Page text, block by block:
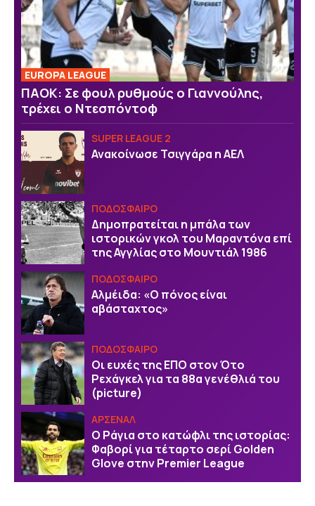
EUROPA LEAGUE
ΠΑΟΚ: Σε φουλ ρυθμούς ο Γιαννούλης,
τρέχει ο Ντεσπόντοφ
SUPER LEAGUE 2
Ανακοίνωσε Τσιγγάρα η ΑΕΛ
ΠΟΔΟΣΦΑΙΡΟ
Δημοπρατείται η μπάλα των
ιστορικών γκολ του Μαραντόνα επί
της Αγγλίας στο Μουντιάλ 1986
ΠΟΔΟΣΦΑΙΡΟ
Αλμέιδα: «Ο πόνος είναι
αβάσταχτος»
ΠΟΔΟΣΦΑΙΡΟ
Οι ευχές της EΠΟ στον Ότο
Ρεχάγκελ για τα 88α γενέθλιά του
(picture)
ΑΡΣΕΝΑΛ
Ο Ράγια στο κατώφλι της ιστορίας:
Φαβορί για τέταρτο σερί Golden
Glove στην Premier League